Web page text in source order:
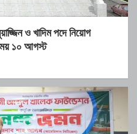
ও খাদিম পদে নিয়োগ
১০ আগস্ট